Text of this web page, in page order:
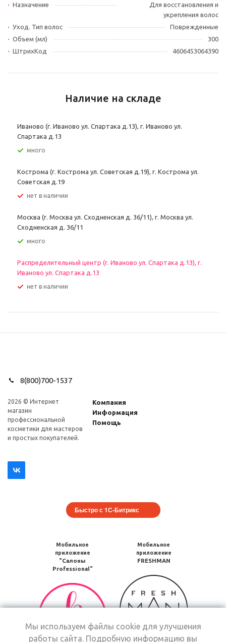
Назначение
Для восстановления и
укрепления волос
Уход. Тип волос
Поврежденные
Объем (мл)
300
ШтрихКод
4606453064390
Наличие на складе
Иваново (г. Иваново ул. Спартака д.13), г. Иваново ул.
Спартака д.13
Много
Кострома (г. Кострома ул. Советская д.19), г. Кострома ул.
Советская д.19
Нет в наличии
Москва (г. Москва ул. Сходненская д. 36/11), г. Москва ул.
Сходненская д. 36/11
Много
Распределительный центр (г. Иваново ул. Спартака д.13), г.
Иваново ул. Спартака д.13
Нет в наличии
8(800)700-1537
2026 © Интернет
магазин
профеcсиональной
косметики для мастеров
и простых покупателей.
Компания
Информация
Помощь
Быстро с 1С-Битрикс
Мобильное
приложение
"Салоны
Professional"
Мобильное
приложение
Салоны
загрузить
в
Мобильное
приложение
FRESHMAN
Мобильное
приложение
FRESHMAN
Play
Мы используем файлы cookie для улучшения
работы сайта. Подробную информацию вы